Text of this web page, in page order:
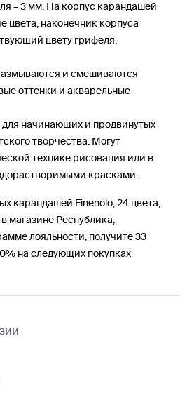
– 3 мм. На корпус карандашей
цвета, наконечник корпуса
цвету грифеля.
и смешиваются
оттенки и акварельные
начинающих и продвинутых
творчества. Могут
технике рисования или в
красками.
карандашей Finenolo, 24 цвета,
магазине Республика,
лояльности, получите 33
на следующих покупках